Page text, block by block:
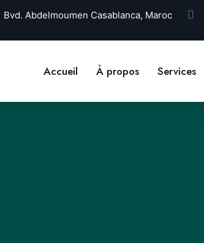
Bvd. Abdelmoumen Casablanca, Maroc
Accueil À propos Services